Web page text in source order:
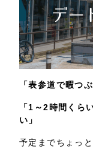
「表参道で暇つ
「1～2時間くら
い」
予定までちょっ